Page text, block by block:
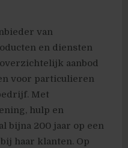
van
en diensten
aanbod
voor particulieren
Met
hulp en
bijna 200 jaar op een
haar klanten. Op